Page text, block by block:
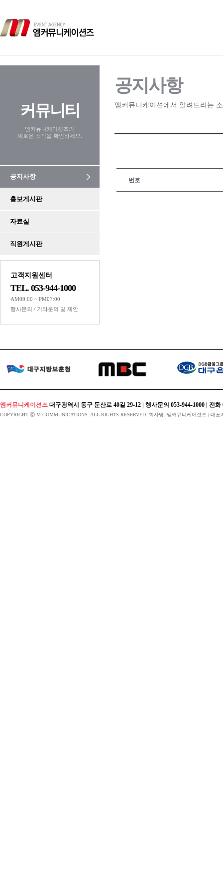
커뮤니티
엠커뮤니케이션즈의
새로운 소식을 확인하세요.
공지사항
홍보게시판
자료실
직원게시판
고객지원센터
TEL. 053-944-1000
AM09:00 ~ PM07:00
행사문의 / 기타문의 및 제안
공지사항
엠커뮤니케이션에서 알려드리는
번호
엠커뮤니케이션즈 대구광역시 동구 둔산로 40길 29-12 | 행사문의 053-944-1000 | 전화
COPYRIGHT ⓒ M-COMMUNICATIONS. ALL RIGHTS RESERVED. 회사명. 엠커뮤니케이션즈 | 대표